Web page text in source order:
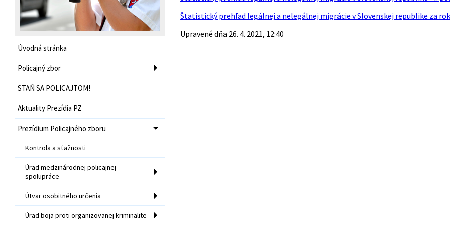
Úvodná stránka
Policajný zbor
STAŇ SA POLICAJTOM!
Aktuality Prezídia PZ
Prezídium Policajného zboru
Kontrola a sťažnosti
Úrad medzinárodnej policajnej
spolupráce
Útvar osobitného určenia
Úrad boja proti organizovanej kriminalite
Štatistický prehľad legálnej a nelegálnej migrácie v Slovenskej republike za rok
Upravené dňa 26. 4. 2021, 12:40